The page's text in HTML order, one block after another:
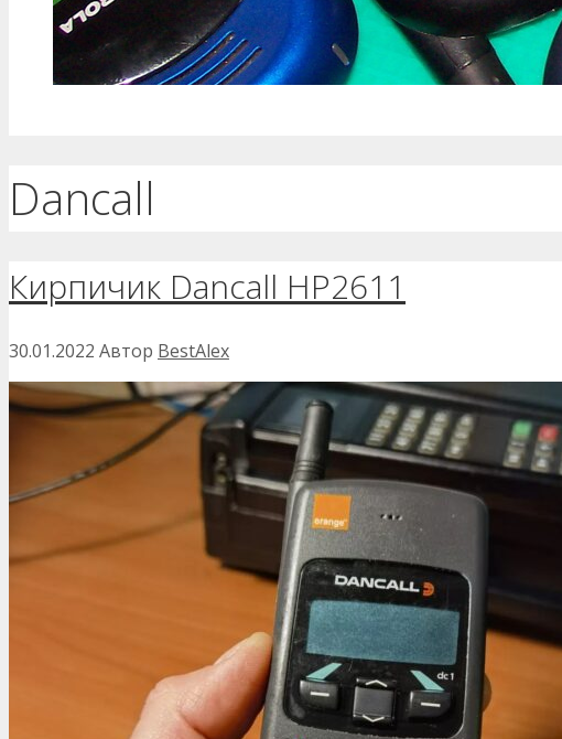
Dancall
Кирпичик Dancall HP2611
30.01.2022 Автор BestAlex